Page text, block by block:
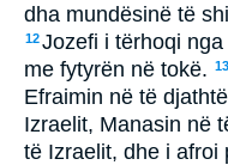
dha mundësinë të
12Jozefi i tërhoqi
me fytyrën në tokë. 13
Efraimin në të
Izraelit, Manasin në
të Izraelit, dhe i afroi